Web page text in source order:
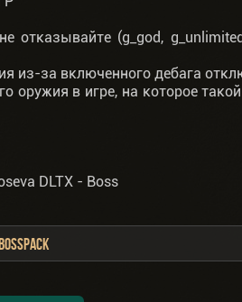
отказывайте (g_god,
из-за включенного дебага
оружия в игре, на которое
DLTX - Boss